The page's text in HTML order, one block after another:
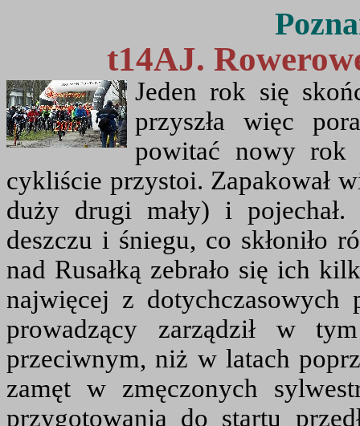
t14AJ.
Jeden rok się
przyszła więc
powitać nowy rok
cykliście przystoi. Zapakował
duży drugi mały) i
deszczu i śniegu, co skłoniło
nad Rusałką zebrało się ich
najwięcej z
prowadzący zarządził w
przeciwnym, niż w latach
zamęt w zmęczonych
przygotowania do startu